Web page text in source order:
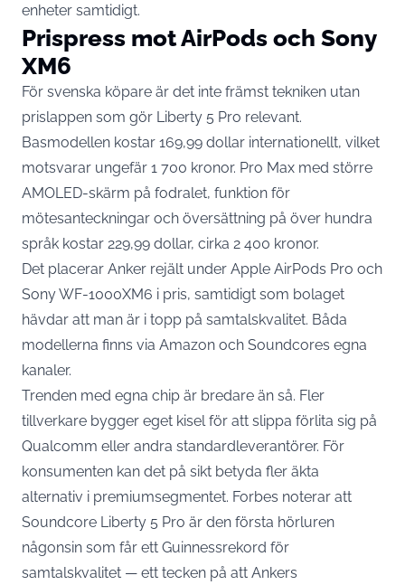
enheter samtidigt.
Prispress mot AirPods och Sony
XM6
För svenska köpare är det inte främst tekniken utan
prislappen som gör Liberty 5 Pro relevant.
Basmodellen kostar 169,99 dollar internationellt, vilket
motsvarar ungefär 1 700 kronor. Pro Max med större
AMOLED-skärm på fodralet, funktion för
mötesanteckningar och översättning på över hundra
språk kostar 229,99 dollar, cirka 2 400 kronor.
Det placerar Anker rejält under Apple AirPods Pro och
Sony WF-1000XM6 i pris, samtidigt som bolaget
hävdar att man är i topp på samtalskvalitet. Båda
modellerna finns via Amazon och Soundcores egna
kanaler.
Trenden med egna chip är bredare än så. Fler
tillverkare bygger eget kisel för att slippa förlita sig på
Qualcomm eller andra standardleverantörer. För
konsumenten kan det på sikt betyda fler äkta
alternativ i premiumsegmentet. Forbes noterar att
Soundcore Liberty 5 Pro är den första hörluren
någonsin som får ett Guinnessrekord för
samtalskvalitet — ett tecken på att Ankers